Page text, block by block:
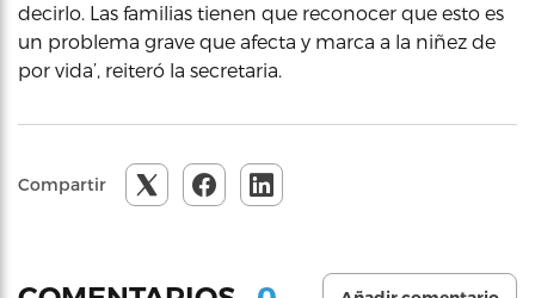
decirlo. Las familias tienen que reconocer que esto es
un problema grave que afecta y marca a la niñez de
por vida’, reiteró la secretaria.
Compartir